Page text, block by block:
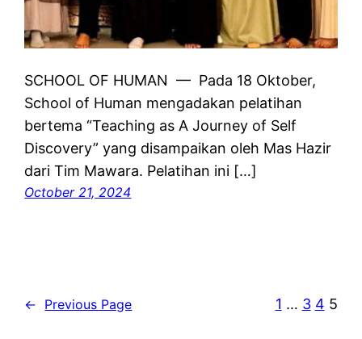
SCHOOL OF HUMAN — Pada 18 Oktober,
School of Human mengadakan pelatihan
bertema “Teaching as A Journey of Self
Discovery” yang disampaikan oleh Mas Hazir
dari Tim Mawara. Pelatihan ini […]
October 21, 2024
← Previous Page 1 … 3 4 5